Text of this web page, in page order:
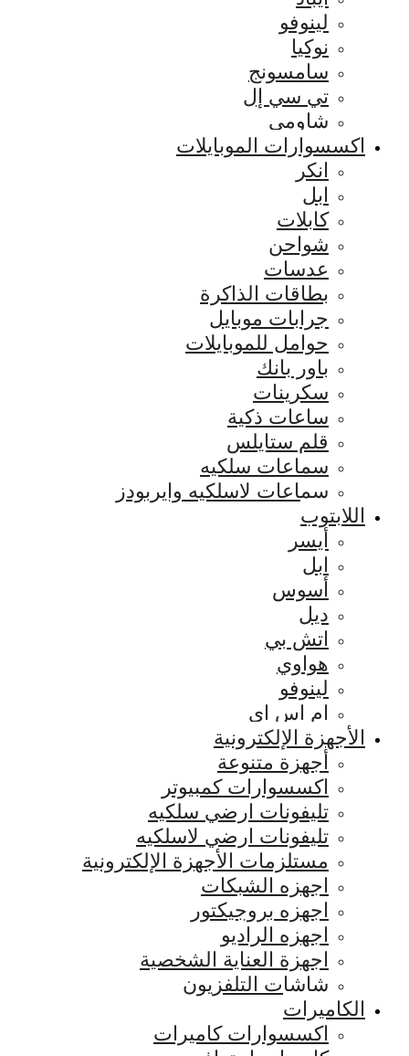
لينوفو
نوكيا
سامسونج
تي سي إل
شاومي
اكسسوارات الموبايلات
انكر
ابل
كابلات
شواحن
عدسات
بطاقات الذاكرة
جرابات موبايل
حوامل للموبايلات
باور بانك
سكرينات
ساعات ذكية
قلم ستايلس
سماعات سلكيه
سماعات لاسلكيه وايربودز
اللابتوب
أيسر
ابل
أسوس
ديل
اتش بي
هواوي
لينوفو
ام اس اي
الأجهزة الإلكترونية
أجهزة متنوعة
اكسسوارات كمبيوتر
تليفونات ارضي سلكيه
تليفونات ارضي لاسلكيه
مستلزمات الأجهزة الإلكترونية
اجهزه الشبكات
اجهزه بروجيكتور
اجهزه الراديو
اجهزة العناية الشخصية
شاشات التلفزيون
الكاميرات
اكسسوارات كاميرات